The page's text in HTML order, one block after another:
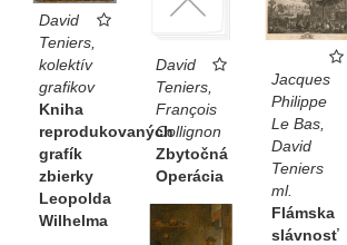
David
Teniers,
kolektív
grafikov
Kniha
reprodukovaných
grafík
zbierky
Leopolda
Wilhelma
David
Teniers,
François
Collignon
Zbytočná
Operácia
Jacques
Philippe
Le Bas,
David
Teniers
ml.
Flámska
slávnosť